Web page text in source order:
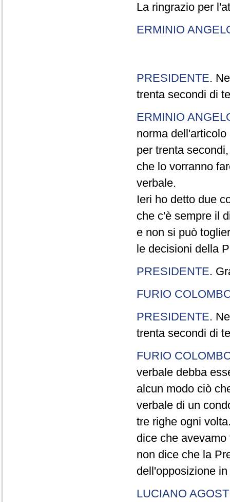
La ringrazio per
ERMINIO
PRESIDENTE.
trenta secondi di
ERMINIO
norma
per trenta
che lo vorranno
verbale.
Ieri ho detto due
che c'è sempre il
e non si può
le decisioni della
PRESIDENTE.
FURIO
PRESIDENTE.
trenta secondi di
FURIO
verbale debba
alcun modo ciò
verbale di un
tre righe ogni
dice che
non dice che la
dell'opposizione
LUCIANO